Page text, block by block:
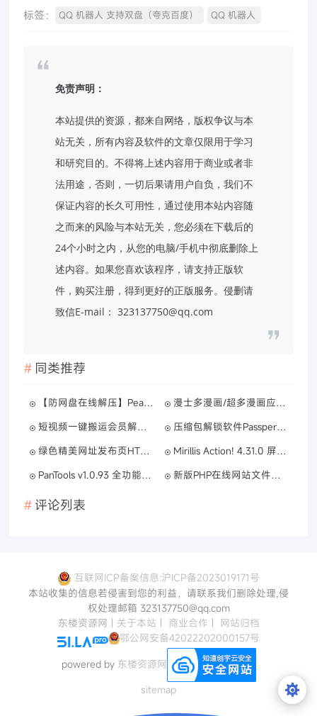
标签： QQ 机器人 支持双盘（夸克百度） QQ 机器人
免责声明：
本站提供的资源，都来自网络，版权争议与本
站无关，所有内容及软件的文章仅限用于学习
和研究目的。不得将上述内容用于商业或者非
法用途，否则，一切后果请用户自负，我们不
保证内容的长久可用性，通过使用本站内容随
之而来的风险与本站无关，您必须在下载后的
24个小时之内，从您的电脑/手机中彻底删除上
述内容。如果您喜欢该程序，请支持正版软
件，购买注册，得到更好的正版服务。侵删请
致信E-mail： 323137750@qq.com
同类推荐
【防网盘在线解压】Peazip 豌豆压缩 v9.2.0
漫士多漫画/超多漫画应有尽有全免
短视频一键搬运会员解锁版Ver_1_1_2
压缩包解锁软件Passper_v3.6.0.1
绿色精美网址发布页HTML单页源码
Mirillis Action! 4.31.0 屏幕录像软件破解版
PanTools v1.0.93 全功能型的网盘批量管理&操作工具
新版PHP在线网站文件加密系统源码
评论列表
互联网ICP备案信息:沪ICP备2023019171号
本站收集的信息若侵害到您的利益，请联系我们删除处理,侵
权处理邮箱 323137750@qq.com
东楼资源网
关于本站 商业合作
网站归档
鄂公网安备42022202000157号
powered by 东楼资源网
sitemap